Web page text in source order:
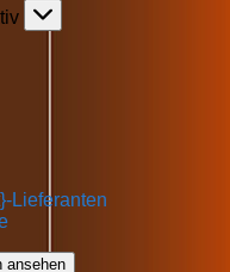
Lieferanten
ansehen